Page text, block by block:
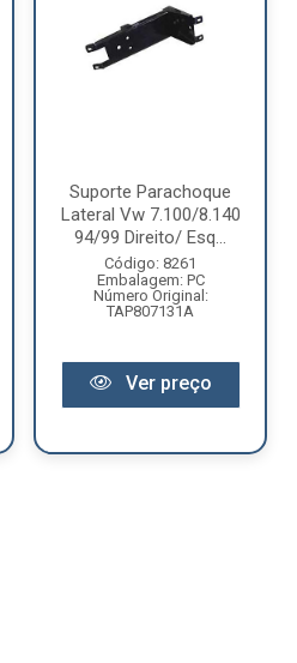
Suporte Parachoque
Lateral Vw 7.100/8.140
94/99 Direito/ Esq...
Código: 8261
Embalagem: PC
Número Original:
TAP807131A
Ver preço